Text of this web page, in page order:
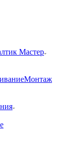
Мастер
Монтаж